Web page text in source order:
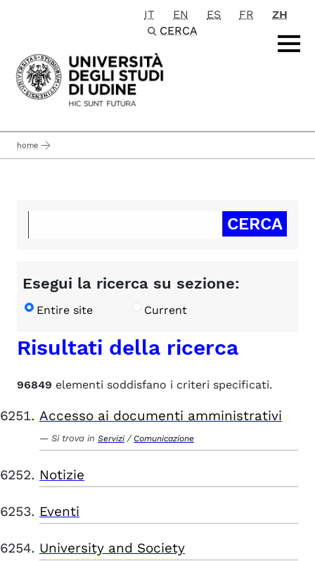
Passa al contenuto principale
IT EN ES FR
ZH
CERCA
home
Esegui la ricerca su sezione:
Entire site Current
Risultati della ricerca
96849 elementi soddisfano i criteri specificati.
Accesso ai documenti amministrativi
Si trova in Servizi / Comunicazione
Notizie
Eventi
University and Society